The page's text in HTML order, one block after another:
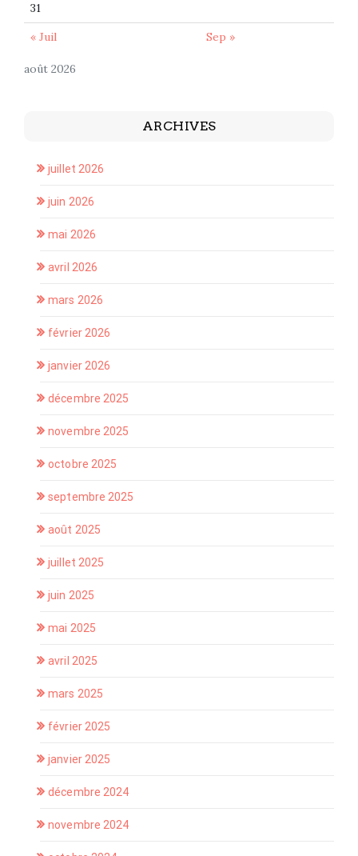
août 2026
31
« Juil
Sep »
ARCHIVES
juillet 2026
juin 2026
mai 2026
avril 2026
mars 2026
février 2026
janvier 2026
décembre 2025
novembre 2025
octobre 2025
septembre 2025
août 2025
juillet 2025
juin 2025
mai 2025
avril 2025
mars 2025
février 2025
janvier 2025
décembre 2024
novembre 2024